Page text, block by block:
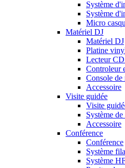
Système
Système
Micro
Matériel DJ
Matériel DJ
Platine
Lecteur
Controleur
Console de
Accessoire
Visite guidée
Visite
Système
Accessoire
Conférence
Conférence
Système
Système